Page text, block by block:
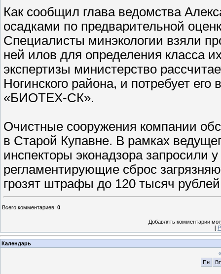
Как сообщил глава ведомства
осадками по предварительной
Специалисты минэкологии взяли
ней илов для определения класса
экспертизы министерство
Ногинского района, и потребует
«БИОТЕХ-СК».
Очистные сооружения компании
в Старой Купавне. В рамках
инспекторы эконадзора запросили
регламентирующие сброс
грозят штрафы до 120 тысяч
Всего комментариев: 0
Добавлять комментарии
[
Календарь
«
Пн
Вт